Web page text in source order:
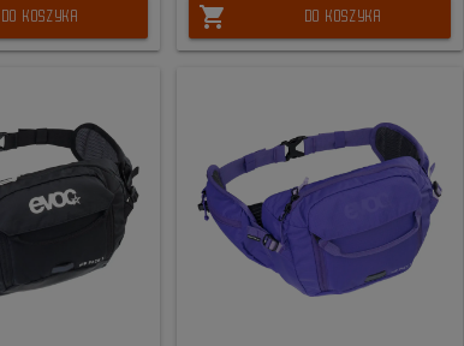
DO KOSZYKA shopping_cart DO KOSZYKA